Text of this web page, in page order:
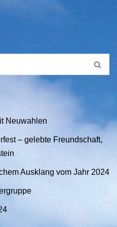
Neuwahlen
– gelebte Freundschaft,
Ausklang vom Jahr 2024